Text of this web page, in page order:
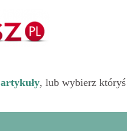
, lub wybierz